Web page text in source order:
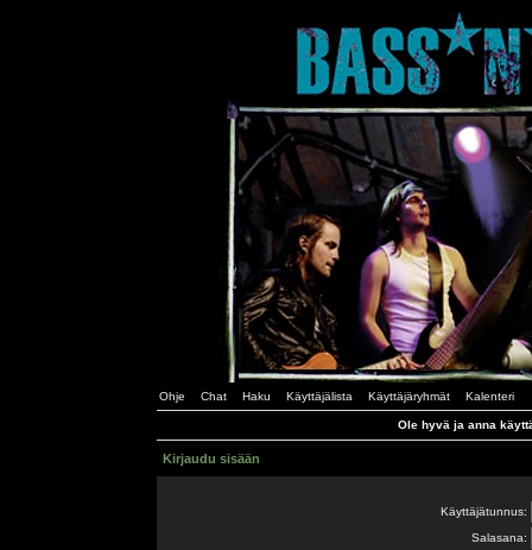
Ohje Chat Haku Käyttäjälista Käyttäjäryhmät Kalenteri
Ole hyvä ja anna
Kirjaudu sisään
Käyttäjätunnus:
Salasana: